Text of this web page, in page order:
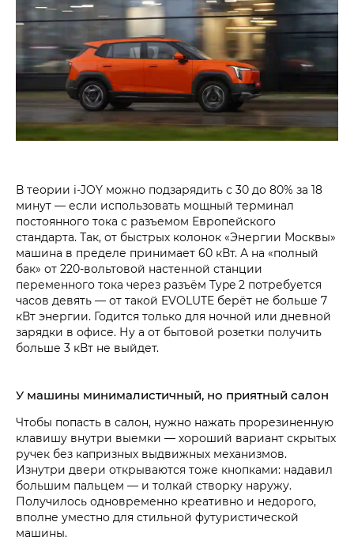
В теории i‑JOY можно подзарядить с 30 до 80% за 18
минут — если использовать мощный терминал
постоянного тока с разъемом Европейского
стандарта. Так, от быстрых колонок «Энергии Москвы»
машина в пределе принимает 60 кВт. А на «полный
бак» от 220-вольтовой настенной станции
переменного тока через разъём Type 2 потребуется
часов девять — от такой EVOLUTE берёт не больше 7
кВт энергии. Годится только для ночной или дневной
зарядки в офисе. Ну а от бытовой розетки получить
больше 3 кВт не выйдет.
У машины минималистичный, но приятный салон
Чтобы попасть в салон, нужно нажать прорезиненную
клавишу внутри выемки — хороший вариант скрытых
ручек без капризных выдвижных механизмов.
Изнутри двери открываются тоже кнопками: надавил
большим пальцем — и толкай створку наружу.
Получилось одновременно креативно и недорого,
вполне уместно для стильной футуристической
машины.